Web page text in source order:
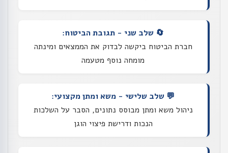
🔄 שלב שני - תגובת הביטוח:
חברת הביטוח ביקשה לבדוק את הממצאים ומינתה
מומחה נוסף מטעמה
💬 שלב שלישי - משא ומתן מקצועי:
ניהול משא ומתן מבוסס נתונים, הסבר על השלכות
הנכות ודרישת פיצוי הוגן